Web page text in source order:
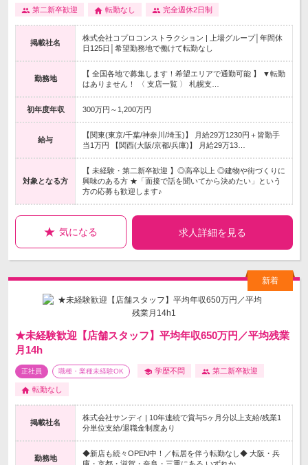
第二新卒歓迎 転勤なし 完全週休2日制
掲載社名
株式会社コプロコンストラクション | 上場グループ│年間休
日125日│希望勤務地で働けて転勤なし
勤務地
【 全国各地で募集します！希望エリアで通勤可能 】 ▼転勤
はありません！ 〈 支店一覧 〉 札幌支…
初年度年収 300万円～1,200万円
給与
【関東(東京/千葉/神奈川/埼玉)】 月給29万1230円＋皆勤手
当1万円 【関西(大阪/京都/兵庫)】 月給29万13…
対象となる方
【 未経験・第二新卒歓迎 】◎高卒以上 ◎建物や街づくりに
興味のある方 ★「面接で話を聞いてから決めたい」という
方の応募も歓迎します♪
気になる 求人詳細を見る
★未経験歓迎【店舗スタッフ】平均年収650万円／平均残業
月14h
正社員 職種・業種未経験OK 学歴不問 第二新卒歓迎
転勤なし
掲載社名
株式会社サンディ | 10年連続で賞与5ヶ月分以上支給/残業1
分単位支給/退職金制度あり
勤務地
◆新店も続々OPEN中！／転居を伴う転勤なし◆ 大阪・兵